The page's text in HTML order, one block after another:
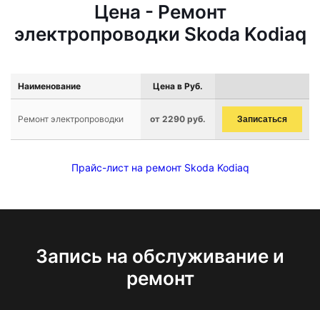
Цена - Ремонт
электропроводки Skoda Kodiaq
Наименование Цена в Руб.
Ремонт электропроводки от 2290 руб. Записаться
Прайс-лист на ремонт Skoda Kodiaq
Запись на обслуживание и
ремонт